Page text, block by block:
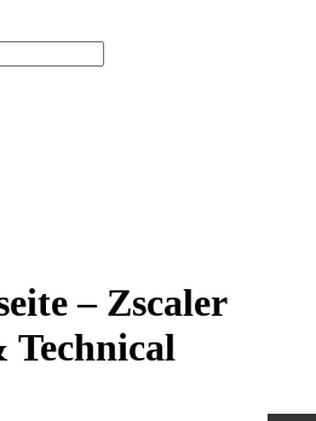
– Zscaler
Technical